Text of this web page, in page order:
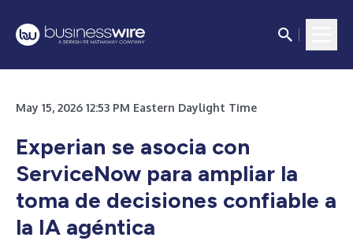
May 15, 2026 12:53 PM Eastern Daylight Time
Experian se asocia con
ServiceNow para ampliar la
toma de decisiones confiable a
la IA agéntica